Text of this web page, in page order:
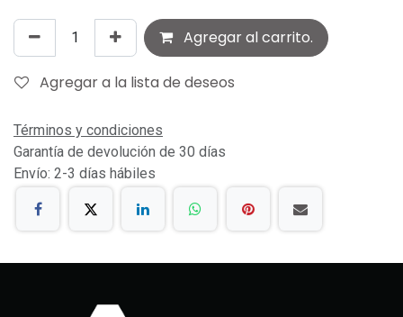
Agregar al carrito.
Agregar a la lista de deseos
Términos y condiciones
Garantía de devolución de 30 días
Envío: 2-3 días hábiles